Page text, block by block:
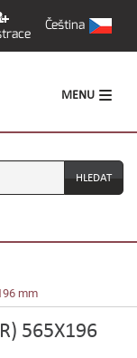
Čeština
MENU
mm
565X196